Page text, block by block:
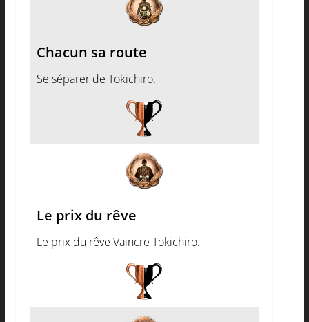
Chacun sa route
Se séparer de Tokichiro.
Le prix du rêve
Le prix du rêve Vaincre Tokichiro.